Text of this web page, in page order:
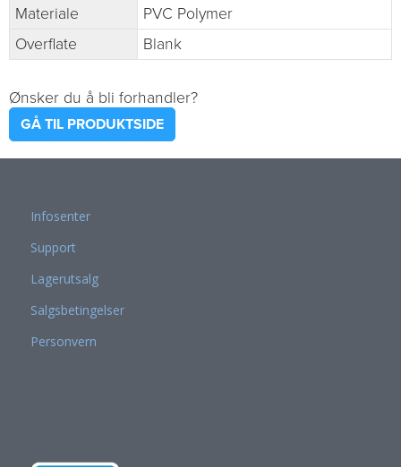
Materiale
PVC Polymer
Overflate
Blank
Ønsker du å bli forhandler?
GÅ TIL PRODUKTSIDE
Infosenter
Support
Lagerutsalg
Salgsbetingelser
Personvern